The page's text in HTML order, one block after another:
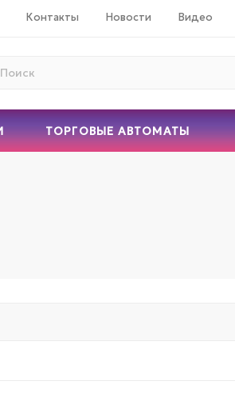
Контакты Новости Видео
ТОРГОВЫЕ АВТОМАТЫ